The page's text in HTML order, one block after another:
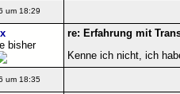
um 18:29
bisher
re: Erfahrung mit
Kenne ich nicht, ich
um 18:35